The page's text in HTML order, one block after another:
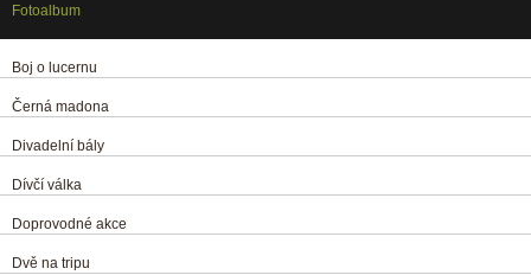
Fotoalbum
Boj o lucernu
Černá madona
Divadelní bály
Dívčí válka
Doprovodné akce
Dvě na tripu